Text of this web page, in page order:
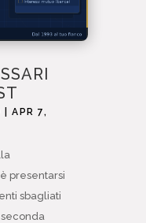
|APR 7,
presentarsi
sbagliati